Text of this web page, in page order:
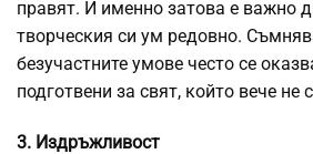
правят. И именно затова е важно
творческия си ум редовно.
безучастните умове често се
подготвени за свят, който вече не
3. Издръжливост